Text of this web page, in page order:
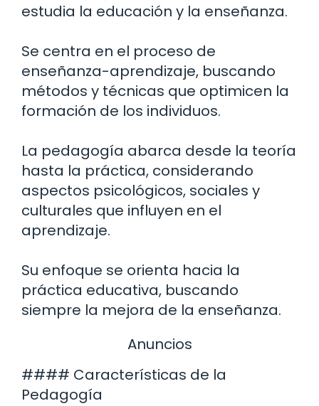
estudia la educación y la enseñanza.
Se centra en el proceso de
enseñanza-aprendizaje, buscando
métodos y técnicas que optimicen la
formación de los individuos.
La pedagogía abarca desde la teoría
hasta la práctica, considerando
aspectos psicológicos, sociales y
culturales que influyen en el
aprendizaje.
Su enfoque se orienta hacia la
práctica educativa, buscando
siempre la mejora de la enseñanza.
Anuncios
#### Características de la
Pedagogía